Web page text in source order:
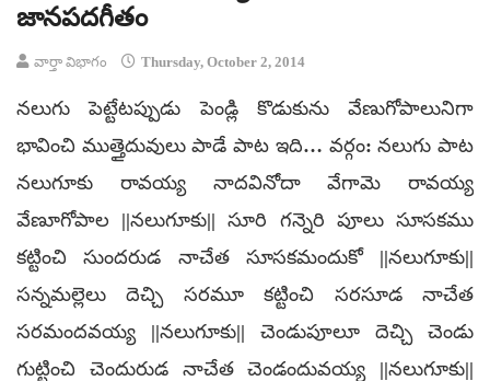
జానపదగీతం
వార్తా విభాగం Thursday, October 2, 2014
నలుగు పెట్టేటప్పుడు పెండ్లి కొడుకును వేణుగోపాలునిగా
భావించి ముత్తైదువులు పాడే పాట ఇది… వర్గం: నలుగు పాట
నలుగూకు రావయ్య నాదవినోదా వేగామె రావయ్య
వేణూగోపాల ||నలుగూకు|| సూరి గన్నెరి పూలు సూసకము
కట్టించి సుందరుడ నాచేత సూసకమందుకో ||నలుగూకు||
సన్నమల్లెలు దెచ్చి సరమూ కట్టించి సరసూడ నాచేత
సరమందవయ్య ||నలుగూకు|| చెండుపూలూ దెచ్చి చెండు
గుట్టించి చెందురుడ నాచేత చెండందువయ్య ||నలుగూకు||